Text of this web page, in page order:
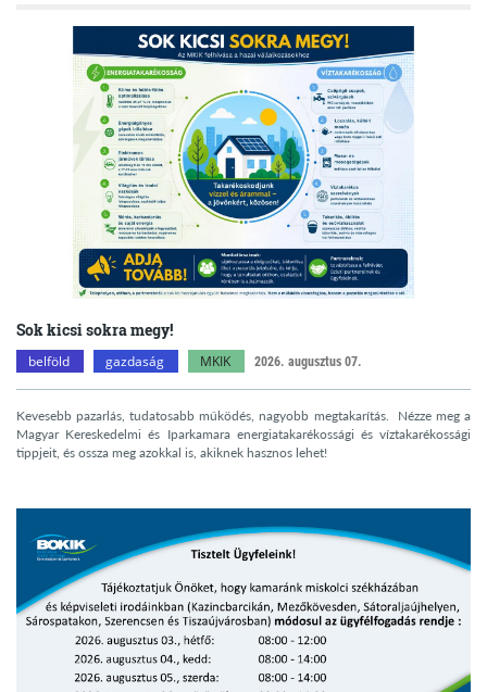
Sok kicsi sokra megy!
belföld gazdaság MKIK 2026. augusztus 07.
Kevesebb pazarlás, tudatosabb működés, nagyobb megtakarítás. Nézze meg a
Magyar Kereskedelmi és Iparkamara energiatakarékossági és víztakarékossági
tippjeit, és ossza meg azokkal is, akiknek hasznos lehet!